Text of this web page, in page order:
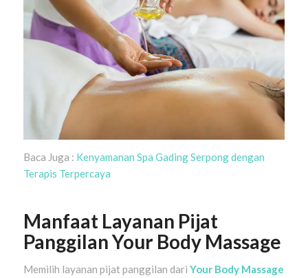
Baca Juga : Kenyamanan Spa Gading Serpong dengan
Terapis Terpercaya
Manfaat Layanan Pijat
Panggilan Your Body Massage
Memilih layanan pijat panggilan dari Your Body Massage